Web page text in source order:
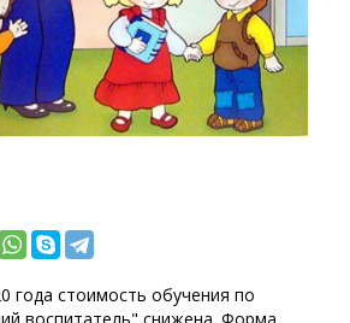
года стоимость обучения по